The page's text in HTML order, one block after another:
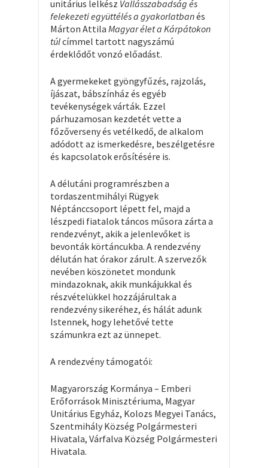
unitárius lelkész Vallásszabadság és
felekezeti együttélés a gyakorlatbanés
Márton Attila Magyar élet a Kárpátokon
túlcímmel tartott nagyszámú
érdeklődőt vonzó előadást.
A gyermekeket gyöngyfűzés, rajzolás,
íjászat, bábszínház és egyéb
tevékenységek várták. Ezzel
párhuzamosan kezdetét vette a
főzőverseny és vetélkedő, de alkalom
adódott az ismerkedésre, beszélgetésre
és kapcsolatok erősítésére is.
A délutáni programrészben a
tordaszentmihályi Rügyek
Néptánccsoport lépett fel, majd a
lészpedi fiatalok táncos műsora zárta a
rendezvényt, akik a jelenlevőket is
bevonták körtáncukba. A rendezvény
délután hat órakor zárult. A szervezők
nevében köszönetet mondunk
mindazoknak, akik munkájukkal és
részvételükkel hozzájárultak a
rendezvény sikeréhez, és hálát adunk
Istennek, hogy lehetővé tette
számunkra ezt az ünnepet.
A rendezvény támogatói:
Magyarország Kormánya – Emberi
Erőforrások Minisztériuma, Magyar
Unitárius Egyház, Kolozs Megyei Tanács,
Szentmihály Község Polgármesteri
Hivatala, Várfalva Község Polgármesteri
Hivatala.